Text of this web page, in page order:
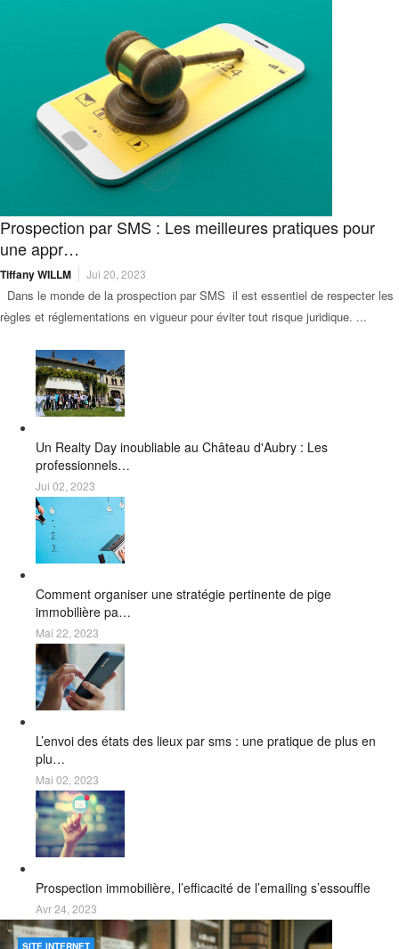
Prospection par SMS : Les meilleures pratiques pour
une appr…
Tiffany WILLM Jui 20, 2023
Dans le monde de la prospection par SMS il est essentiel de respecter les
règles et réglementations en vigueur pour éviter tout risque juridique. ...
Un Realty Day inoubliable au Château d'Aubry : Les
professionnels…
Jui 02, 2023
Comment organiser une stratégie pertinente de pige
immobilière pa…
Mai 22, 2023
L’envoi des états des lieux par sms : une pratique de plus en
plu…
Mai 02, 2023
Prospection immobilière, l’efficacité de l’emailing s’essouffle
Avr 24, 2023
SITE INTERNET